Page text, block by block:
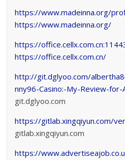
https://www.madeinna.org/
https://www.madeinna.org/
https://
https://office.cellx.com.cn/
http://git.dglyoo.com/
nny96-Casino:-My-Review-for-
git.dglyoo.com
https://gitlab.xingqiyun.com/
gitlab.xingqiyun.com
https://